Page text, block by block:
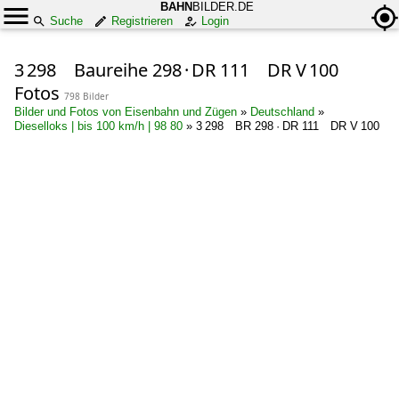
BAHN BILDER.DE
Suche
Registrieren Login
3 298 Baureihe 298 · DR 111 DR V 100
Fotos 798 Bilder
Bilder und Fotos von Eisenbahn und Zügen » Deutschland »
Dieselloks | bis 100 km/h | 98 80 » 3 298 BR 298 · DR 111 DR V 100